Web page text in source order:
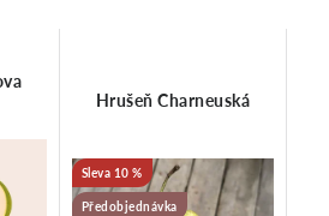
Hrušeň Charneuská
10 %
Předobjednávka